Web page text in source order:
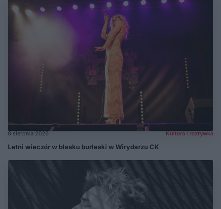
8 sierpnia 2026 Kultura i rozrywka
Letni wieczór w blasku burleski w Wirydarzu CK